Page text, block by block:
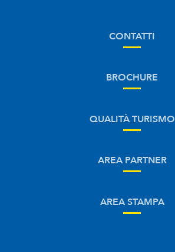
CONTATTI
BROCHURE
QUALITÀ TURISMO
AREA PARTNER
AREA STAMPA